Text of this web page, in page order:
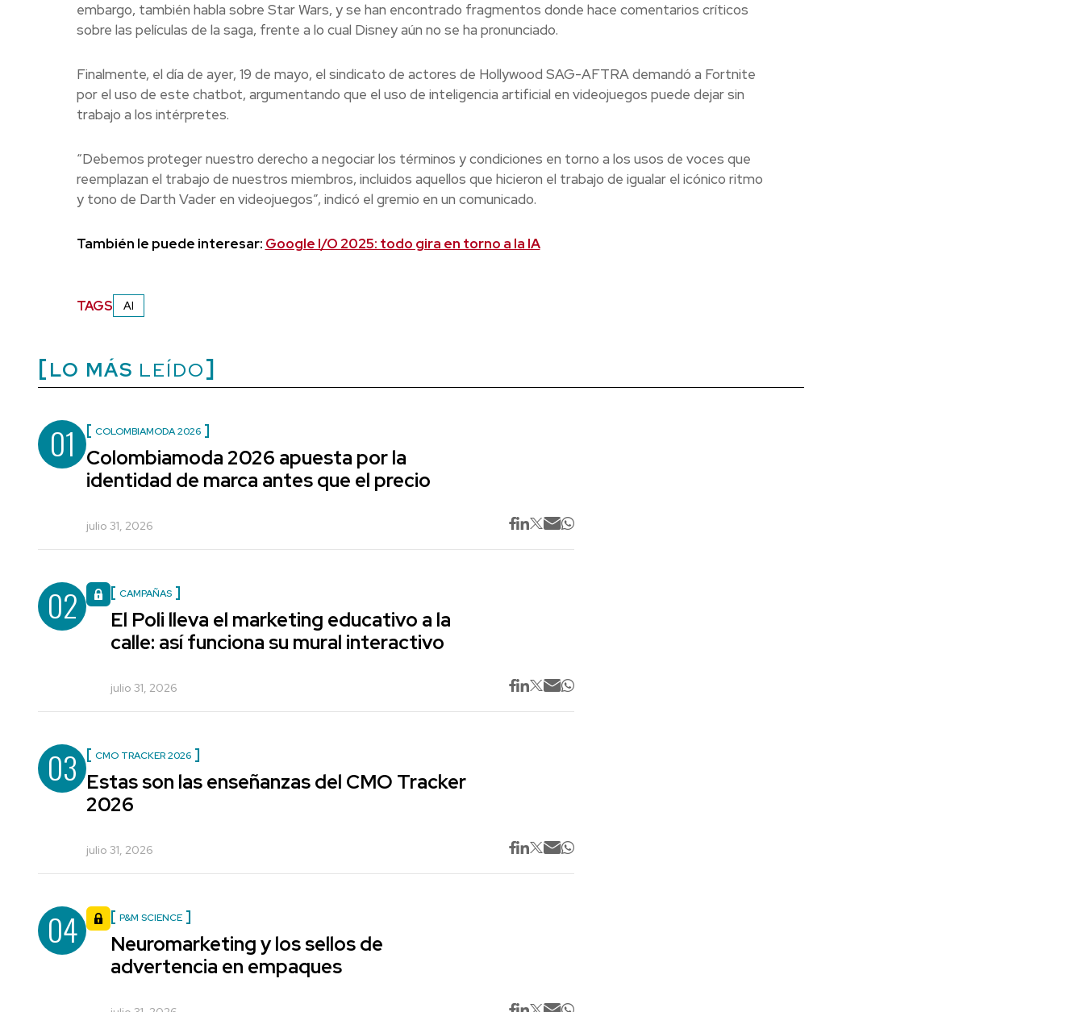
embargo, también habla sobre Star Wars, y se han encontrado fragmentos donde hace comentarios críticos
sobre las películas de la saga, frente a lo cual Disney aún no se ha pronunciado.
Finalmente, el día de ayer, 19 de mayo, el sindicato de actores de Hollywood SAG-AFTRA demandó a Fortnite
por el uso de este chatbot, argumentando que el uso de inteligencia artificial en videojuegos puede dejar sin
trabajo a los intérpretes.
“Debemos proteger nuestro derecho a negociar los términos y condiciones en torno a los usos de voces que
reemplazan el trabajo de nuestros miembros, incluidos aquellos que hicieron el trabajo de igualar el icónico ritmo
y tono de Darth Vader en videojuegos”, indicó el gremio en un comunicado.
También le puede interesar: Google I/O 2025: todo gira en torno a la IA
TAGS AI
LO MÁS LEÍDO
01 COLOMBIAMODA 2026
Colombiamoda 2026 apuesta por la
identidad de marca antes que el precio
julio 31, 2026
02 CAMPAÑAS
El Poli lleva el marketing educativo a la
calle: así funciona su mural interactivo
julio 31, 2026
03 CMO TRACKER 2026
Estas son las enseñanzas del CMO Tracker
2026
julio 31, 2026
04 P&M SCIENCE
Neuromarketing y los sellos de
advertencia en empaques